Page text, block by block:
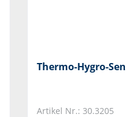
Thermo-Hygro-
Artikel Nr.: 30.3205